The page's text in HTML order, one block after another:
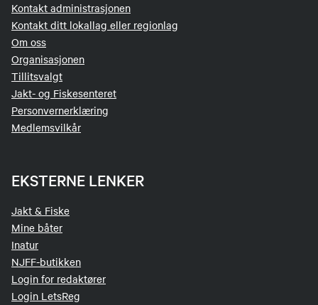
Kontakt administrasjonen
Kontakt ditt lokallag eller regionlag
Om oss
Organisasjonen
Tillitsvalgt
Jakt- og Fiskesenteret
Personvernerklæring
Medlemsvilkår
EKSTERNE LENKER
Jakt & Fiske
Mine båter
Inatur
NJFF-butikken
Login for redaktører
Login LetsReg